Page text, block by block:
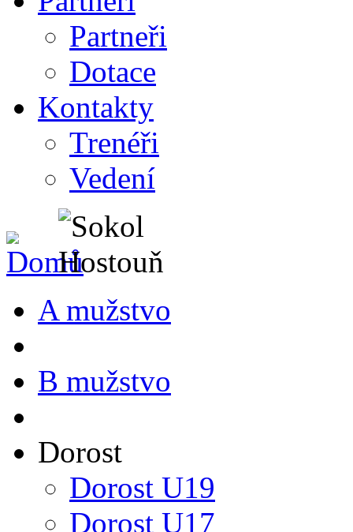
Partneři
Dotace
Kontakty
Trenéři
Vedení
A mužstvo
B mužstvo
Dorost
Dorost U19
Dorost U17